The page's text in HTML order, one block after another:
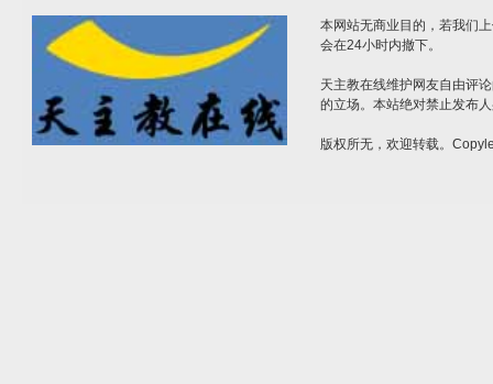
本网站无商业目的，若我们
会在24小时内撤下。
天主教在线维护网友自由评
的立场。本站绝对禁止发布
版权所无，欢迎转载。